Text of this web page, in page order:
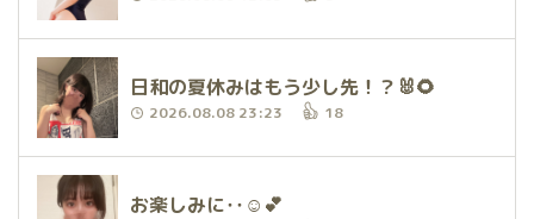
日和の夏休みはもう少し先！？🐰🌻
2026.08.08 23:23 18
お楽しみに‥☺💕